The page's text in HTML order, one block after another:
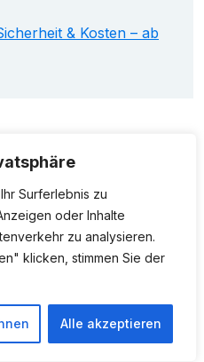
Surferlebnis zu
oder Inhalte
zu analysieren.
klicken, stimmen Sie der
Alle akzeptieren
& Kosten – ab
Mannheim
Mannheim